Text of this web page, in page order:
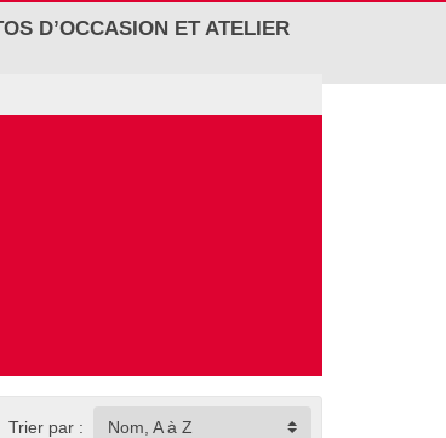
D’OCCASION ET ATELIER
Trier par : Nom, A à Z